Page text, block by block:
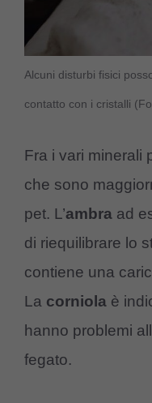
Alcuni disturbi fisici
contatto con i cristalli
Fra i vari minerali
che sono
pet. L’ambra ad
di riequilibrare lo
contiene una
La corniola è
hanno problemi
fegato.